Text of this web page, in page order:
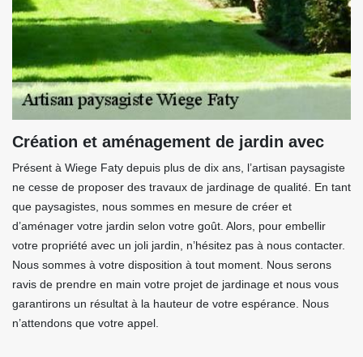
Création et aménagement de jardin avec
Présent à Wiege Faty depuis plus de dix ans, l’artisan paysagiste
ne cesse de proposer des travaux de jardinage de qualité. En tant
que paysagistes, nous sommes en mesure de créer et
d’aménager votre jardin selon votre goût. Alors, pour embellir
votre propriété avec un joli jardin, n’hésitez pas à nous contacter.
Nous sommes à votre disposition à tout moment. Nous serons
ravis de prendre en main votre projet de jardinage et nous vous
garantirons un résultat à la hauteur de votre espérance. Nous
n’attendons que votre appel.